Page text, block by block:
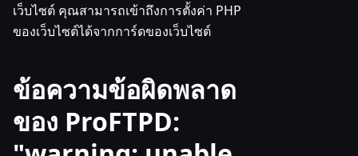
เว็บไซต์ คุณสามารถเข้าถึงการตั้งค่า PHP
ของเว็บไซต์ได้จากการ์ดของเว็บไซต์
ข้อความข้อผิดพลาด
ของ ProFTPD: